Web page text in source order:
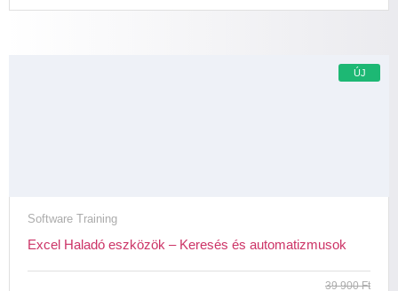
ÚJ
Software Training
Excel Haladó eszközök – Keresés és automatizmusok
39 900 Ft